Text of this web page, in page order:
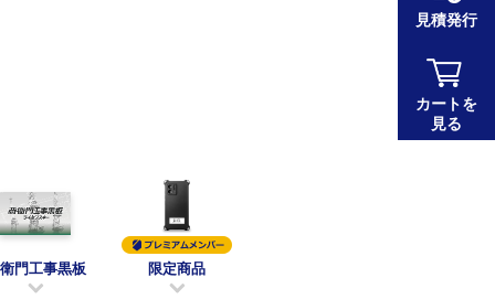
門工事黒板 限定商品
見積発行
カートを
見る